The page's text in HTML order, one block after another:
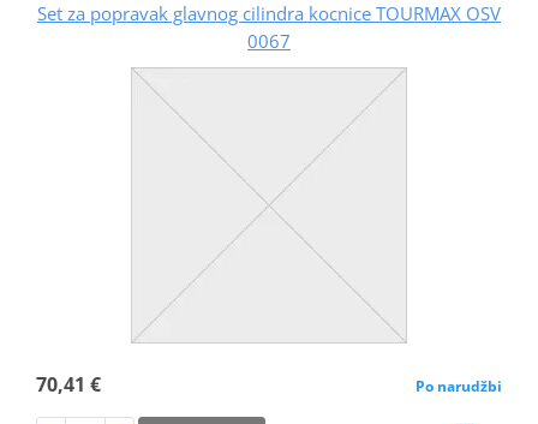
Set za popravak glavnog cilindra kocnice TOURMAX OSV
0067
70,41 € Po narudžbi